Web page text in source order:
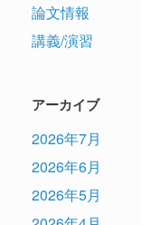
論文情報
講義/演習
アーカイブ
2026年7月
2026年6月
2026年5月